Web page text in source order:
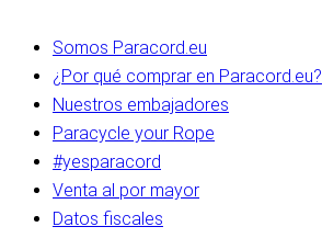
Somos Paracord.eu
¿Por qué comprar en Paracord.eu?
Nuestros embajadores
Paracycle your Rope
#yesparacord
Venta al por mayor
Datos fiscales